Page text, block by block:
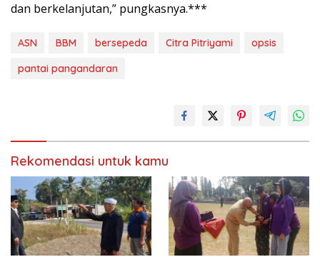
dan berkelanjutan,” pungkasnya.***
ASN BBM bersepeda Citra Pitriyami
opsis
pantai pangandaran
Rekomendasi untuk kamu